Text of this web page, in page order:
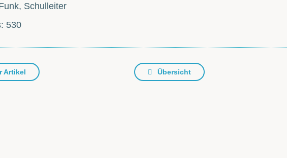
Schulleiter
530
Artikel Übersicht